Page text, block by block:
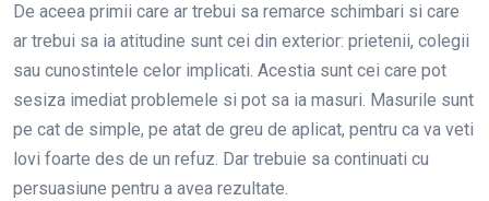
De aceea primii care ar trebui sa remarce schimbari si care
ar trebui sa ia atitudine sunt cei din exterior: prietenii, colegii
sau cunostintele celor implicati. Acestia sunt cei care pot
sesiza imediat problemele si pot sa ia masuri. Masurile sunt
pe cat de simple, pe atat de greu de aplicat, pentru ca va veti
lovi foarte des de un refuz. Dar trebuie sa continuati cu
persuasiune pentru a avea rezultate.